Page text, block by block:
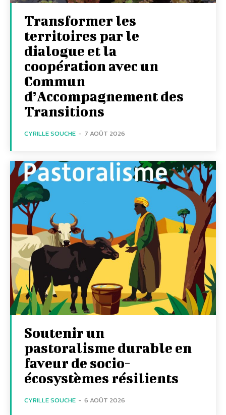
Transformer les
territoires par le
dialogue et la
coopération avec un
Commun
d’Accompagnement des
Transitions
CYRILLE SOUCHE - 7 AOÛT 2026
Soutenir un
pastoralisme durable en
faveur de socio-
écosystèmes résilients
CYRILLE SOUCHE - 6 AOÛT 2026